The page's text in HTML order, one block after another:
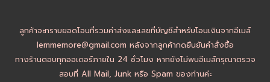
ลูกค้าจะทราบยอดโอนที่รวมค่าส่งและเลขที่บัญชีสำหรับโอนเงินจากอีเมล์
lemmemore@gmail.com หลังจากลูกค้ากดยืนยันคำสั่งซื้อ
ทางร้านตอบทุกออเดอร์ภายใน 24 ชั่วโมง หากยังไม่พบอีเมล์กรุณาตรวจ
สอบที่ All Mail, Junk หรือ Spam ของท่านค่ะ